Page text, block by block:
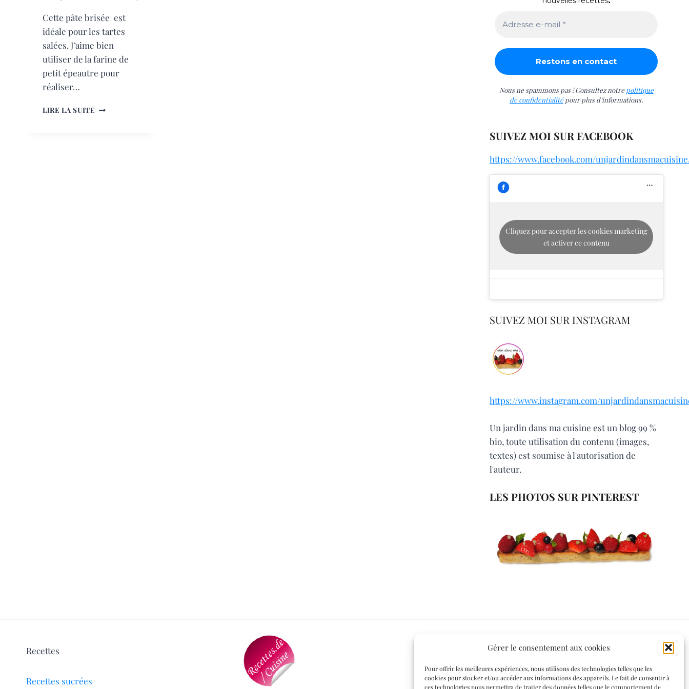
Gérer le consentement aux cookies
Pour offrir les meilleures expériences, nous utilisons des technologies telles que les
cookies pour stocker et/ou accéder aux informations des appareils. Le fait de consentir à
ces technologies nous permettra de traiter des données telles que le comportement de
Cette pâte brisée est
idéale pour les tartes
salées. J’aime bien
utiliser de la farine de
petit épeautre pour
réaliser…
LIRE LA SUITE PÂTE
Nous ne spammons pas ! Consultez notre politique
de confidentialitépour plus d’informations.
SUIVEZ MOI SUR FACEBOOK
https://www.facebook.com/
Cliquez pour accepter les cookies marketing
et activer ce contenu
SUIVEZ MOI SUR INSTAGRAM
https://www.instagram.com/
Un jardin dans ma cuisine est un blog 99 %
bio, toute utilisation du contenu (images,
textes) est soumise à l'autorisation de
l'auteur.
LES PHOTOS SUR PINTEREST
Recettes
Recettes sucrées
Informations légales
Mentions légales